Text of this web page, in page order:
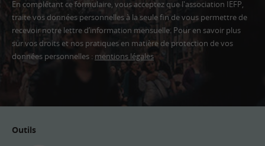
En complétant ce formulaire, vous acceptez que l'association IEFP,
traite vos données personnelles à la seule fin de vous permettre de
recevoir notre lettre d’information mensuelle. Pour en savoir plus
sur vos droits et nos pratiques en matière de protection de vos
données personnelles : mentions légales
Outils